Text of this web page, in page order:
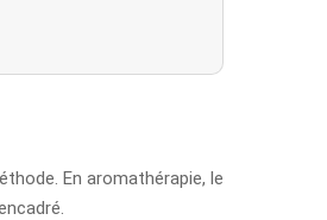
En aromathérapie, le